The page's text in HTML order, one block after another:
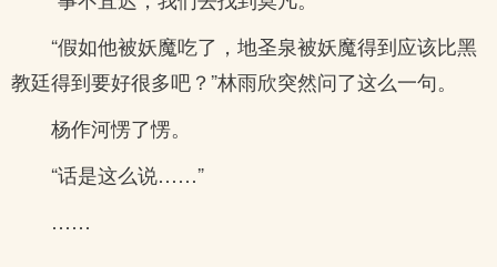
“假如他被妖魔吃了，地圣泉被妖魔得到应该比黑
教廷得到要好很多吧？”林雨欣突然问了这么一句。
杨作河愣了愣。
“话是这么说……”
……